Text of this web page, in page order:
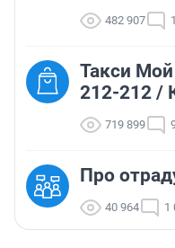
482 907
Такси
212-212 /
719 899
Про
40 964 1